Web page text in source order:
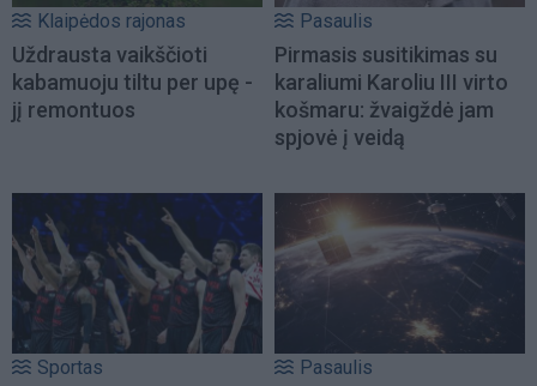
Klaipėdos rajonas
Uždrausta vaikščioti
kabamuoju tiltu per upę -
jį remontuos
Pasaulis
Pirmasis susitikimas su
karaliumi Karoliu III virto
košmaru: žvaigždė jam
spjovė į veidą
Sportas Pasaulis